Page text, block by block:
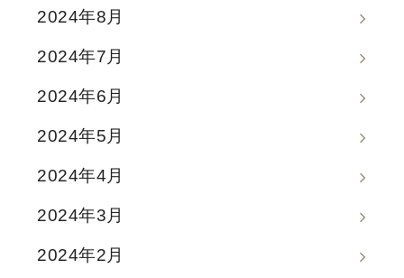
2024年8月
2024年7月
2024年6月
2024年5月
2024年4月
2024年3月
2024年2月